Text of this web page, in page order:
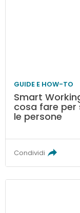
GUIDE E HOW-TO
Smart
cosa fare per
le persone
Condividi